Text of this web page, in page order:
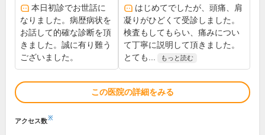
本日初診でお世話に
なりました。病歴病状を
お話して的確な診断を頂
きました。誠に有り難う
ございました。
はじめてでしたが、頭痛、肩
凝りがひどくて受診しました。
検査もしてもらい、痛みについ
て丁寧に説明して頂きました。
とても...
もっと読む
この医院の詳細をみる
アクセス数※